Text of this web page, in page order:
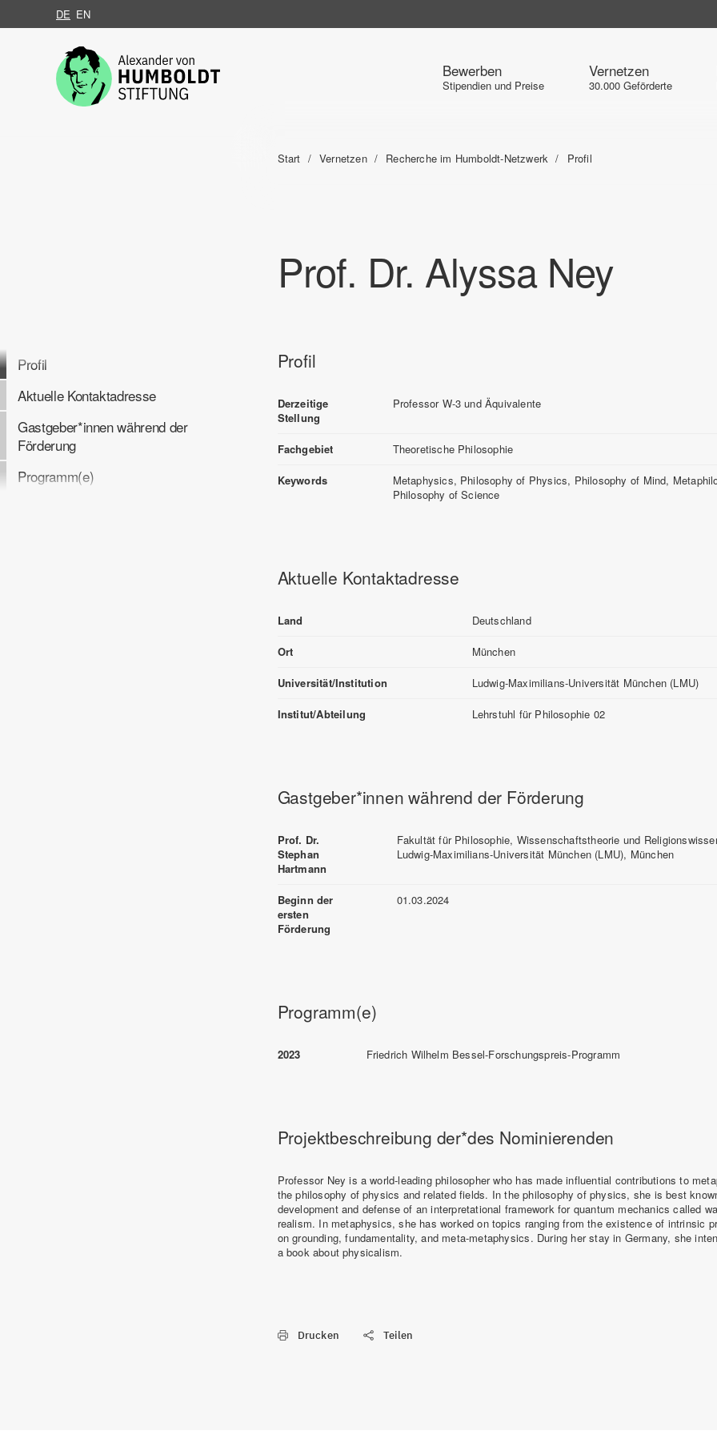
Zum Inhalt springen
DE EN
Bewerben
Stipendien und Preise
Vernetzen
30.000 Geförderte
Start Vernetzen Recherche im Humboldt-Netzwerk Profil
Prof. Dr. Alyssa Ney
Zum Inhalt springen
Profil
Aktuelle Kontaktadresse
Gastgeber*innen während der
Förderung
Programm(e)
Profil
Derzeitige
Stellung
Professor W-3 und Äquivalente
Fachgebiet Theoretische Philosophie
Keywords
Metaphysics, Philosophy of Physics, Philosophy of Mind,
Philosophy of Science
Aktuelle Kontaktadresse
Land Deutschland
Ort München
Universität/Institution Ludwig-Maximilians-Universität München (LMU)
Institut/Abteilung Lehrstuhl für Philosophie 02
Gastgeber*innen während der Förderung
Prof. Dr.
Stephan
Hartmann
Fakultät für Philosophie, Wissenschaftstheorie und
Ludwig-Maximilians-Universität München (LMU), München
Beginn der
ersten
Förderung
01.03.2024
Programm(e)
2023 Friedrich Wilhelm Bessel-Forschungspreis-Programm
Projektbeschreibung der*des Nominierenden
Professor Ney is a world-leading philosopher who has made influential contributions to
the philosophy of physics and related fields. In the philosophy of physics, she is best
development and defense of an interpretational framework for quantum mechanics called
realism. In metaphysics, she has worked on topics ranging from the existence of intrinsic
on grounding, fundamentality, and meta-metaphysics. During her stay in Germany, she
a book about physicalism.
Drucken Teilen